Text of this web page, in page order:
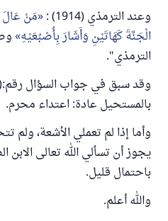
وعند الترمذي (1914) :
مَنْ عَالَ
الْجَنَّةَ كَهَاتَيْنِ وَأَشَارَ بِأُصْبُعَيْهِ
الترمذي".
وقد سبق في جواب السؤال
بالمستحيل عادة: اعتداء محرم.
وأما إذا لم تعملي الأشعة، ولم
يجوز أن تسألي الله تعالى الابن
باحتمال قليل.
والله أعلم.